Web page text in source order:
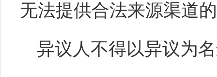
无法提供合法来源渠道
异议人不得以异议为